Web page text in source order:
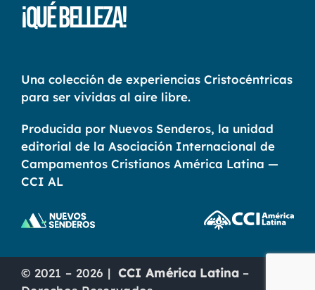
¡Qué Belleza!
Una colección de experiencias Cristocéntricas
para ser vividas al aire libre.
Producida por Nuevos Senderos, la unidad
editorial de la Asociación Internacional de
Campamentos Cristianos América Latina —
CCI AL
© 2021 – 2026 | CCI América Latina –